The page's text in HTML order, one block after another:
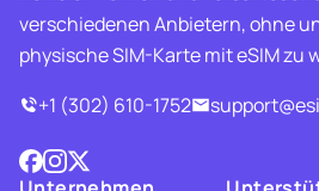
verschiedenen Anbietern, ohne
physische SIM-Karte mit eSIM zu
+1 (302) 610-1752